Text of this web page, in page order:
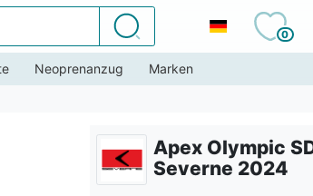
Suchen
0
Neoprenanzug Marken
Apex Olympic
Severne 2024